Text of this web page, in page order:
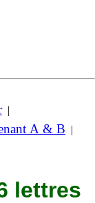
|
A & B |
lettres